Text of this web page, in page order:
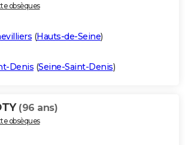
obsèques
(Hauts-de-Seine)
Denis (Seine-Saint-Denis)
(96 ans)
obsèques